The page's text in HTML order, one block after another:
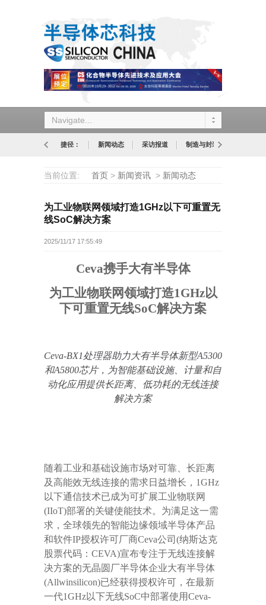
Navigate...
捷径： 新闻动态 采访报道 制造与封装
当前位置: 首页 > 新闻资讯 > 新闻动态
为工业物联网领域打造1GHz以下可重置无
线SoC解决方案
2025/11/17 17:55:49
Ceva携手大有半导体
为工业物联网领域打造1GHz以
下可重置无线SoC解决方案
Ceva-BX1处理器助力大有半导体新型A5300
和A5800芯片，为智能基础设施、计量和自
动化应用提供长距离、低功耗的无线连接
解决方案
随着工业和基础设施市场对可靠、长距离
及高能效无线连接的需求日益增长， 1GHz
以下通信技术已成为可扩展工业物联网
(IIoT)部署的关键使能技术。为满足这一需
求，全球领先的智能边缘领域半导体产品
和软件IP授权许可厂商Ceva公司 (纳斯达克
股票代码： CEVA)宣布专注于无线连接解
决方案的无晶圆厂半导体企业大有半导体
(Allwinsilicon)已经获得授权许可，在最新
一代1GHz以下无线SoC中部署使用Ceva-